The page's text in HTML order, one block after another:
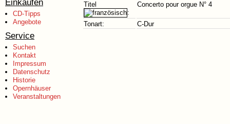
Einkaufen
CD-Tipps
Angebote
Service
Suchen
Kontakt
Impressum
Datenschutz
Historie
Opernhäuser
Veranstaltungen
Titel
:
Concerto pour orgue N° 4
Tonart: C-Dur